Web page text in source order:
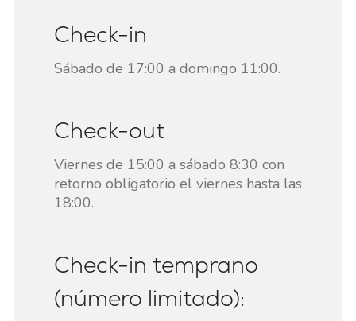
Check-in
Sábado de 17:00 a domingo 11:00.
Check-out
Viernes de 15:00 a sábado 8:30 con
retorno obligatorio el viernes hasta las
18:00.
Check-in temprano
(número limitado):